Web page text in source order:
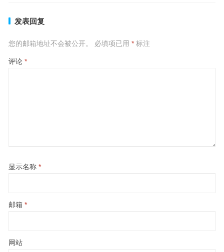
发表回复
您的邮箱地址不会被公开。 必填项已用 *标注
评论 *
显示名称 *
邮箱 *
网站